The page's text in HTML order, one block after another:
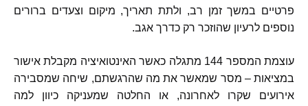
פרטיים במשך זמן רב, ולתת תאריך, מיקום וצעדים ברורים
נוספים לרעיון שהוזכר רק כדרך אגב.
עוצמת המספר
מתגלה כאשר האינטואיציה מקבלת אישור
במציאות – מסר שמאשר את מה שהרגשתם, שיחה שמסבירה
אירועים שקרו לאחרונה, או החלטה שמעניקה כיוון למה